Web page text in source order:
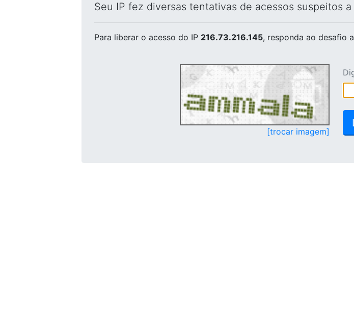
Seu IP fez diversas tentativas de acessos suspeitos
Para liberar o acesso do IP 216.73.216.145, responda ao desafio
[trocar imagem]